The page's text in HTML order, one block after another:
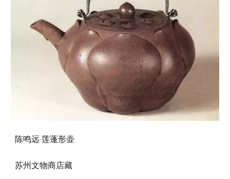
陈鸣远 莲蓬形壶
苏州文物商店藏